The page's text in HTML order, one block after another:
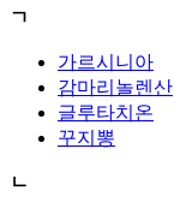
ㄱ
가르시니아
감마리놀렌산
글루타치온
꾸지뽕
ㄴ